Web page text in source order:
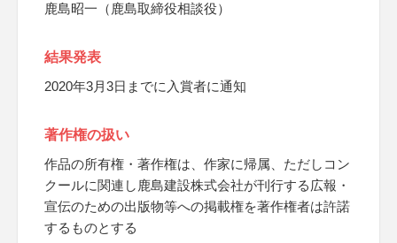
鹿島昭一（鹿島取締役相談役）
結果発表
2020年3月3日までに入賞者に通知
著作権の扱い
作品の所有権・著作権は、作家に帰属、ただしコン
クールに関連し鹿島建設株式会社が刊行する広報・
宣伝のための出版物等への掲載権を著作権者は許諾
するものとする